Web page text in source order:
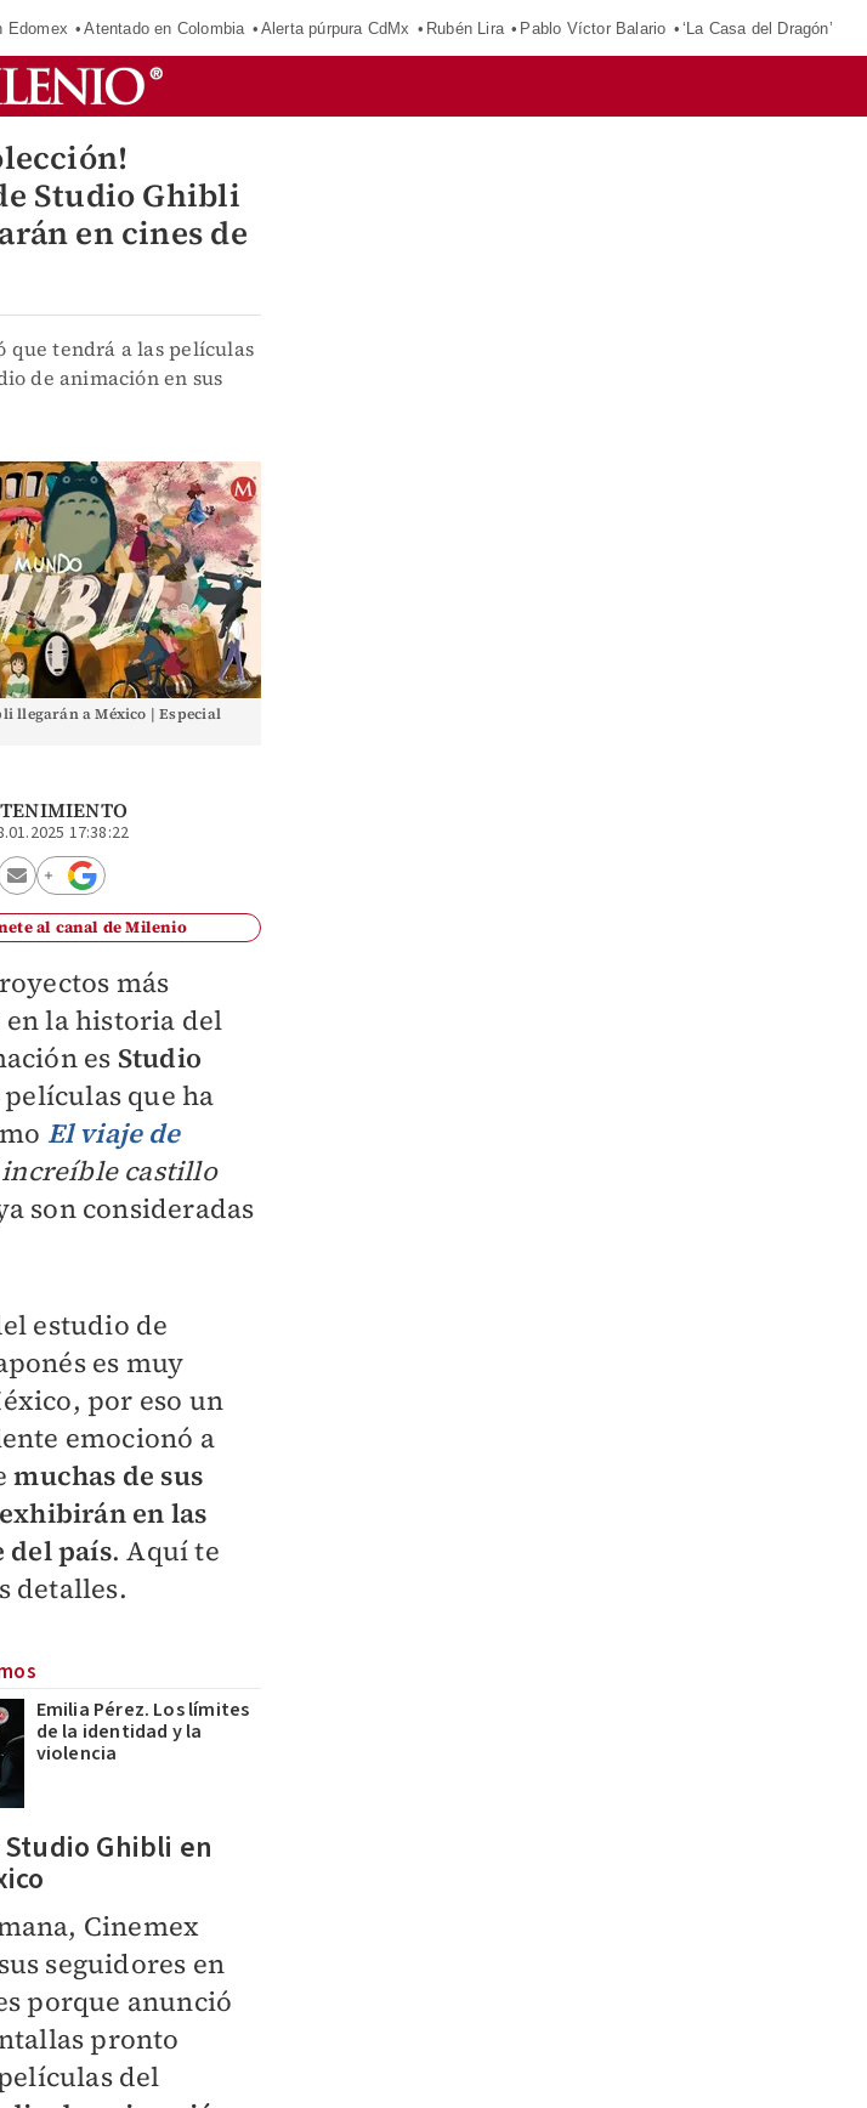
Edomex Atentado en Colombia Alerta púrpura CdMx Rubén Lira Pablo Víctor Balario ‘La Casa del Dragón’
Studio Ghibli
en cines de
que tendrá a las películas
de animación en sus
llegarán a México | Especial
17:38:22
al canal de Milenio
más
la historia del
es Studio
que ha
El viaje de
castillo
son consideradas
estudio de
es muy
por eso un
emocionó a
muchas de sus
en las
del país. Aquí te
detalles.
Emilia Pérez. Los límites
de la identidad y la
violencia
Ghibli en
Cinemex
seguidores en
porque anunció
pronto
del